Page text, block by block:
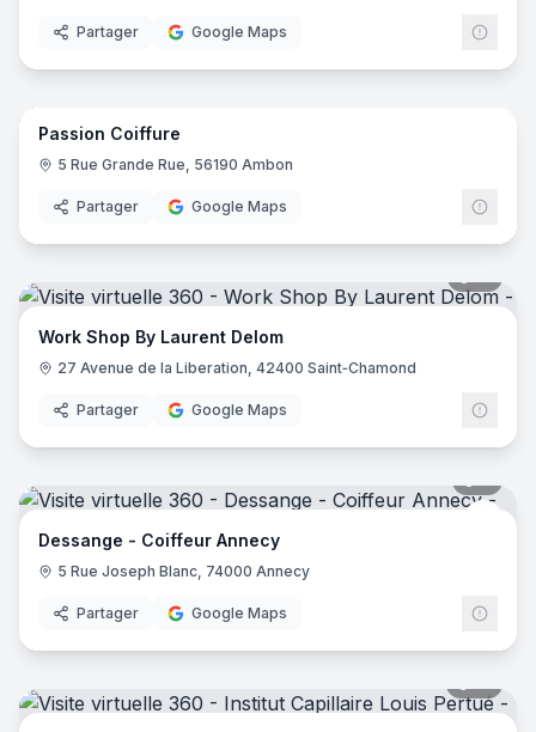
Partager Google Maps
5
Passion Coiffure
5 Rue Grande Rue, 56190 Ambon
Partager Google Maps
Work Shop By Laurent Delom
27 Avenue de la Liberation, 42400 Saint‑Chamond
Partager Google Maps
Dessange - Coiffeur Annecy
5 Rue Joseph Blanc, 74000 Annecy
Partager Google Maps